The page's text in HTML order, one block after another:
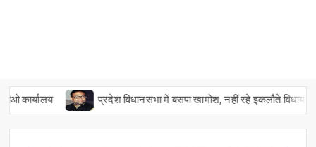
प्रदेश विधानसभा में बसपा खामोश, नहीं रहे इकलौते विधायक